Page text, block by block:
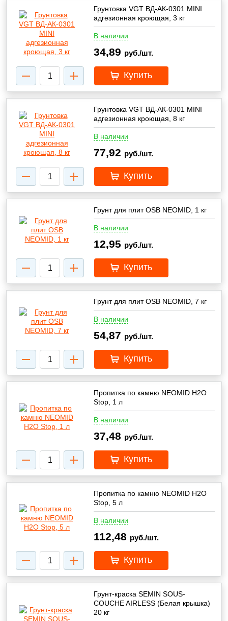
Грунтовка VGT ВД-АК-0301 MINI
адгезионная кроющая, 3 кг
В наличии
34,89 руб./шт.
Купить
Грунтовка VGT ВД-АК-0301 MINI
адгезионная кроющая, 8 кг
В наличии
77,92 руб./шт.
Купить
Грунт для плит OSB NEOMID, 1 кг
В наличии
12,95 руб./шт.
Купить
Грунт для плит OSB NEOMID, 7 кг
В наличии
54,87 руб./шт.
Купить
Пропитка по камню NEOMID H2O
Stop, 1 л
В наличии
37,48 руб./шт.
Купить
Пропитка по камню NEOMID Н2О
Stop, 5 л
В наличии
112,48 руб./шт.
Купить
Грунт-краска SEMIN SOUS-
COUCHE AIRLESS (Белая крышка)
20 кг